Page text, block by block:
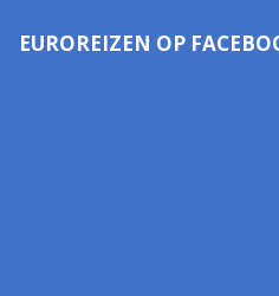
EUROREIZEN OP